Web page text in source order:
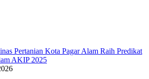
Pertanian Kota Pagar Alam Raih Predikat
AKIP 2025